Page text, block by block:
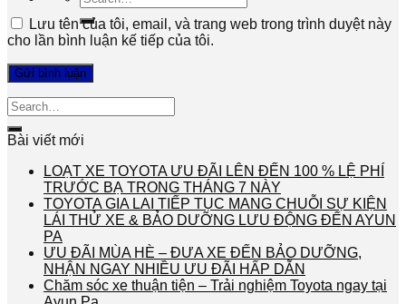
for:
Lưu tên của tôi, email, và trang web trong trình duyệt này
cho lần bình luận kế tiếp của tôi.
Bài viết mới
LOẠT XE TOYOTA ƯU ĐÃI LÊN ĐẾN 100 % LỆ PHÍ
TRƯỚC BẠ TRONG THÁNG 7 NÀY
TOYOTA GIA LAI TIẾP TỤC MANG CHUỖI SỰ KIỆN
LÁI THỬ XE & BẢO DƯỠNG LƯU ĐỘNG ĐẾN AYUN
PA
ƯU ĐÃI MÙA HÈ – ĐƯA XE ĐẾN BẢO DƯỠNG,
NHẬN NGAY NHIỀU ƯU ĐÃI HẤP DẪN
Chăm sóc xe thuận tiện – Trải nghiệm Toyota ngay tại